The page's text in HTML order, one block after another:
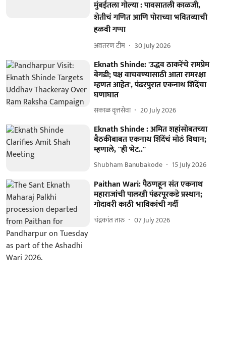
मुंबईतला गोल्या : पावसातली काळजी,
शेतीचं गणित आणि पोराच्या भवितव्याची
हळवी गप्पा
अवतरण टीम 30 July 2026
Eknath Shinde: 'उद्धव ठाकरेंचे रामप्रेम
बेगडी; पक्ष वाचवण्यासाठी आता रामरक्षा
म्हणत आहेत', पंढरपुरात एकनाथ शिंदेंचा
घणाघात
सकाळ वृत्तसेवा 20 July 2026
Eknath Shinde : अमित शहांसोबतच्या
बैठकीबाबत एकनाथ शिंदेंचं मोठं विधान;
म्हणाले, ''ही भेट..''
Shubham Banubakode 15 July 2026
Paithan Wari: पैठणहून संत एकनाथ
महाराजांची पालखी पंढरपूरकडे प्रस्थान;
गोदावरी काठी भाविकांची गर्दी
चंद्रकांत तारु 07 July 2026